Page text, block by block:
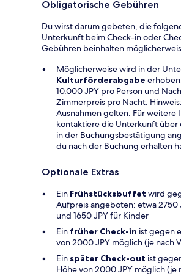
Obligatorische Gebühren
Du wirst darum gebeten, die
Unterkunft beim Check-in oder
Gebühren beinhalten
Möglicherweise wird in der
Kulturförderabgabe
10.000 JPY pro Person und
Zimmerpreis pro Nacht.
Ausnahmen gelten. Für weitere
kontaktiere die Unterkunft
in der Buchungsbestätigung
du nach der Buchung erhalten
Optionale Extras
Ein Frühstücksbuffet wird
Aufpreis angeboten: etwa 2750
und 1650 JPY für Kinder
Ein früher Check-in ist gegen
von 2000 JPY möglich (je nach
Ein später Check-out ist
Höhe von 2000 JPY möglich (je